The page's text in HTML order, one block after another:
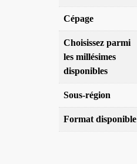
Cépage
Choisissez parmi
les millésimes
disponibles
Sous-région
Format disponible